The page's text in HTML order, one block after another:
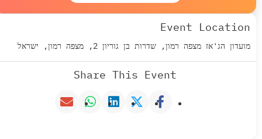
Event Location
מועדון הג'אז מצפה רמון, שדרות בן גוריון 2, מצפה רמון, ישראל
Share This Event